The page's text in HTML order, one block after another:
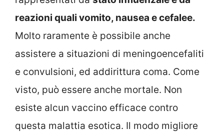
reazioni quali vomito, nausea e cefalee.
Molto raramente è possibile anche
assistere a situazioni di meningoencefaliti
e convulsioni, ed addirittura coma. Come
visto, può essere anche mortale. Non
esiste alcun vaccino efficace contro
questa malattia esotica. Il modo migliore